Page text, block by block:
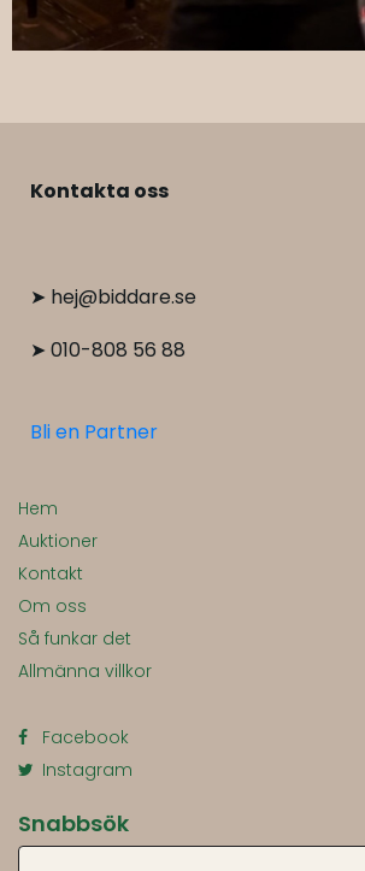
Kontakta oss
➤ hej@biddare.se
➤ 010-808 56 88
Bli en Partner
Hem
Auktioner
Kontakt
Om oss
Så funkar det
Allmänna villkor
Facebook
Instagram
Snabbsök